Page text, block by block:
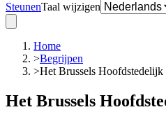
SteunenTaal wijzigen
Home
>Begrijpen
>Het Brussels Hoofdstedelijk
Het Brussels